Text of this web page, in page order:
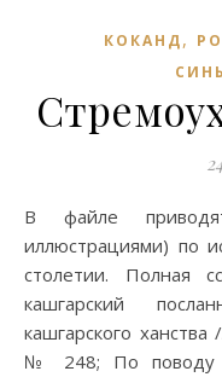
КОКАНД,
В файле приводятся популярные работы (с
иллюстрациями) по
столетии. Полная
кашгарский
кашгарского
№ 248; По поводу